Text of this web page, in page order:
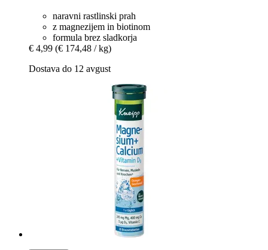
naravni rastlinski prah
z magnezijem in biotinom
formula brez sladkorja
€ 4,99 (€ 174,48 / kg)
Dostava do 12 avgust